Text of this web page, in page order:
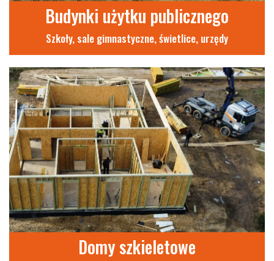
Budynki użytku publicznego
Szkoły, sale gimnastyczne, świetlice, urzędy
Domy szkieletowe